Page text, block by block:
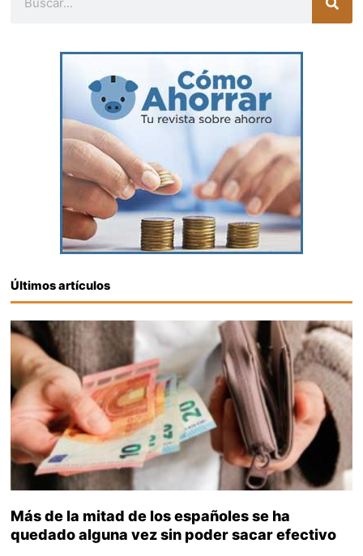
Últimos artículos
Más de la mitad de los españoles se ha
quedado alguna vez sin poder sacar efectivo